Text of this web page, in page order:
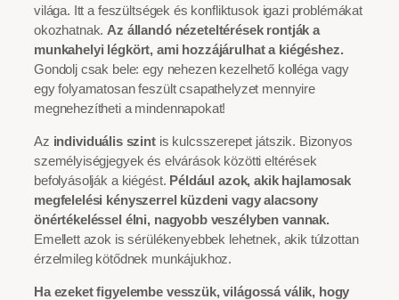
világa. Itt a feszültségek és konfliktusok igazi problémákat
okozhatnak. Az állandó nézeteltérések rontják a
munkahelyi légkört, ami hozzájárulhat a kiégéshez.
Gondolj csak bele: egy nehezen kezelhető kolléga vagy
egy folyamatosan feszült csapathelyzet mennyire
megnehezítheti a mindennapokat!
Az individuális szintis kulcsszerepet játszik. Bizonyos
személyiségjegyek és elvárások közötti eltérések
befolyásolják a kiégést. Például azok, akik hajlamosak
megfelelési kényszerrel küzdeni vagy alacsony
önértékeléssel élni, nagyobb veszélyben vannak.
Emellett azok is sérülékenyebbek lehetnek, akik túlzottan
érzelmileg kötődnek munkájukhoz.
Ha ezeket figyelembe vesszük, világossá válik, hogy